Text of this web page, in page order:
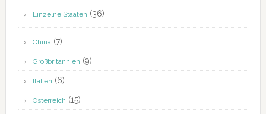
Einzelne Staaten (36)
China(7)
Großbritannien (9)
Italien (6)
Österreich (15)